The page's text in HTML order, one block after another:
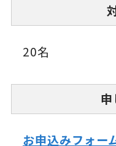
20名
お申込みフォー